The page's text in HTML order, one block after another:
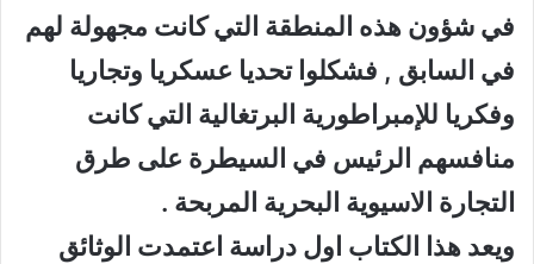
في شؤون هذه المنطقة التي كانت مجهولة لهم
في السابق , فشكلوا تحديا عسكريا وتجاريا
وفكريا للإمبراطورية البرتغالية التي كانت
منافسهم الرئيس في السيطرة على طرق
التجارة الاسيوية البحرية المربحة .
ويعد هذا الكتاب اول دراسة اعتمدت الوثائق